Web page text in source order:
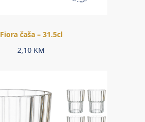
Fiora čaša – 31.5cl
2,10 KM